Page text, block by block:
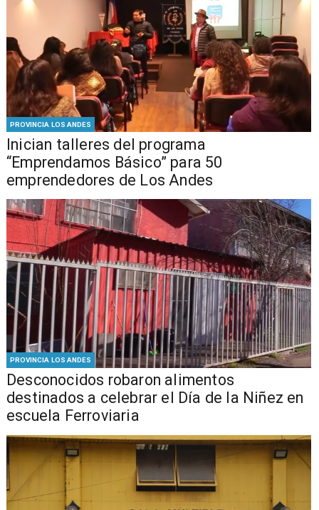
PROVINCIA LOS ANDES
Inician talleres del programa
“Emprendamos Básico” para 50
emprendedores de Los Andes
PROVINCIA LOS ANDES
Desconocidos robaron alimentos
destinados a celebrar el Día de la Niñez en
escuela Ferroviaria